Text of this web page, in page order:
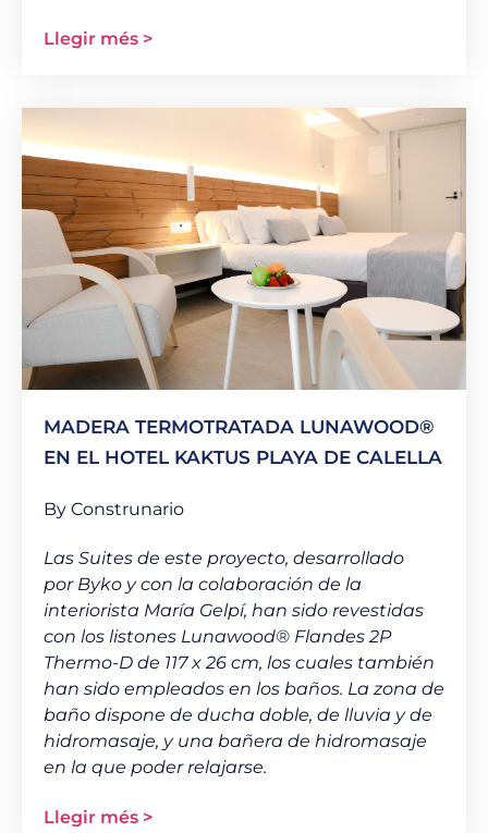
Llegir més >
MADERA TERMOTRATADA LUNAWOOD®
EN EL HOTEL KAKTUS PLAYA DE CALELLA
By Construnario
Las Suites de este proyecto, desarrollado
por Byko y con la colaboración de la
interiorista María Gelpí, han sido revestidas
con los listones Lunawood® Flandes 2P
Thermo-D de 117 x 26 cm, los cuales también
han sido empleados en los baños. La zona de
baño dispone de ducha doble, de lluvia y de
hidromasaje, y una bañera de hidromasaje
en la que poder relajarse.
Llegir més >